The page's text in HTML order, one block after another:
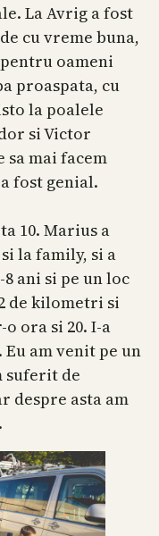
La Avrig a fost
cu vreme buna,
oameni
proaspata, cu
la poalele
si Victor
mai facem
fost genial.
10. Marius a
la family, si a
ani si pe un loc
de kilometri si
ora si 20. I-a
am venit pe un
suferit de
despre asta am
.